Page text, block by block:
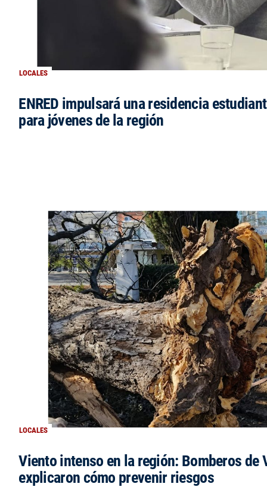
LOCALES
ENRED impulsará una residencia
para jóvenes de la región
LOCALES
Viento intenso en la región: Bomberos de
explicaron cómo prevenir riesgos